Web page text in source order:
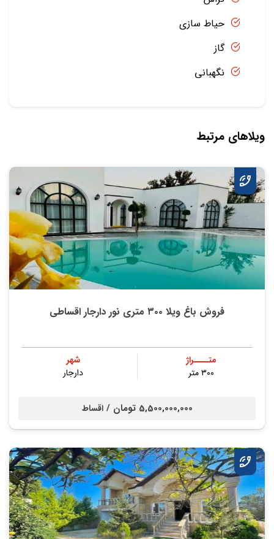
حیاط سازی
گاز
نگهبانی
ویلاهای مرتبط
فروش باغ ویلا ۳۰۰ متری نور دارجار اقساطی
متــــراژ
۳۰۰ متر
شهر
دارجار
5,500,000,000 تومان / اقساط